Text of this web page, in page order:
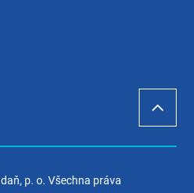
p. o. Všechna práva